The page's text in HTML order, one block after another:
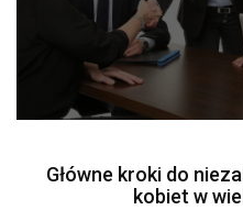
Główne kroki do
kobiet w